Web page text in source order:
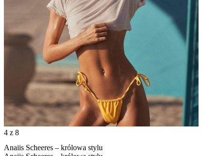
4 z 8
Anaiis Scheeres – królowa stylu